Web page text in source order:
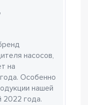
насосов,
на
Особенно
нашей
2022 года.